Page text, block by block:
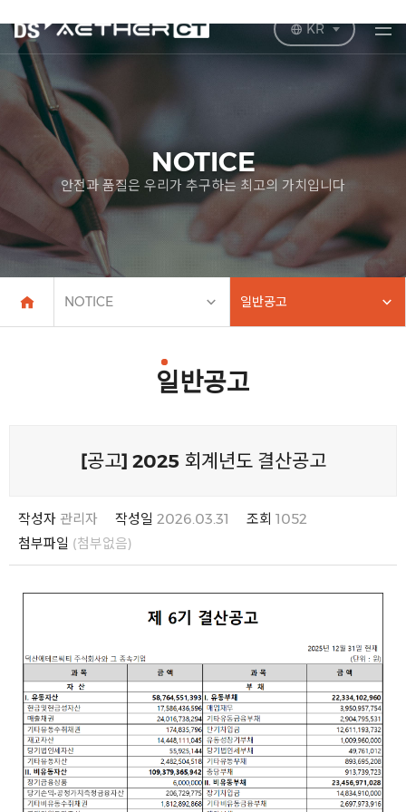
KR
NOTICE
안전과 품질은 우리가 추구하는 최고의 가치입니다
NOTICE 일반공고
일반공고
[공고] 2025 회계년도 결산공고
작성자 관리자 작성일 2026.03.31 조회 1052
첨부파일 (첨부없음)